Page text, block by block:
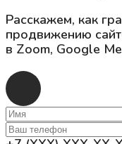
Расскажем, как
продвижению
в Zoom, Google